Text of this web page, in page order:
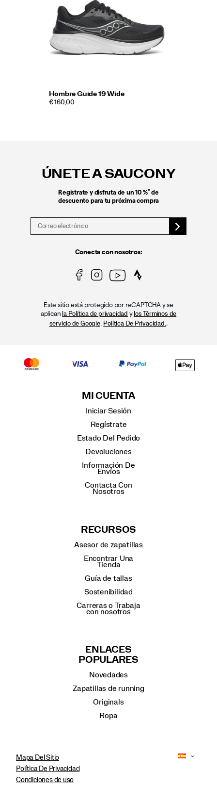
Hombre Guide 19 Wide
€ 160,00
ÚNETE A SAUCONY
Regístrate y disfruta de un 10 %* de
descuento para tu próxima compra
Conecta con nosotros:
Este sitio está protegido por reCAPTCHA y se
aplican la Política de privacidad y los Términos de
servicio de Google. Política De Privacidad. .
MI CUENTA
Iniciar Sesión
Regístrate
Estado Del Pedido
Devoluciones
Información De
Envíos
Contacta Con
Nosotros
RECURSOS
Asesor de zapatillas
Encontrar Una
Tienda
Guía de tallas
Sostenibilidad
Carreras o Trabaja
con nosotros
ENLACES
POPULARES
Novedades
Zapatillas de running
Originals
Ropa
Mapa Del Sitio
Política De Privacidad
Condiciones de uso